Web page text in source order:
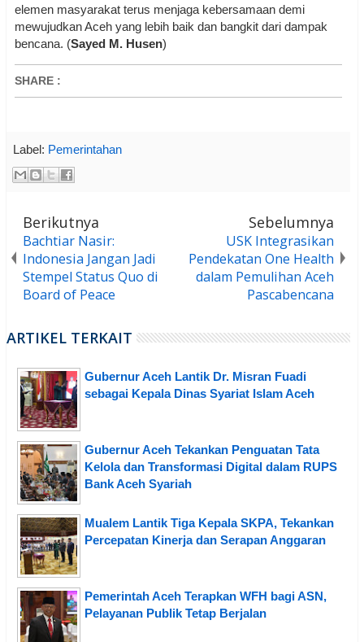
elemen masyarakat terus menjaga kebersamaan demi
mewujudkan Aceh yang lebih baik dan bangkit dari dampak
bencana. (Sayed M. Husen)
SHARE :
Label: Pemerintahan
Berikutnya
Bachtiar Nasir:
Indonesia Jangan Jadi
Stempel Status Quo di
Board of Peace
Sebelumnya
USK Integrasikan
Pendekatan One Health
dalam Pemulihan Aceh
Pascabencana
ARTIKEL TERKAIT
Gubernur Aceh Lantik Dr. Misran Fuadi
sebagai Kepala Dinas Syariat Islam Aceh
Gubernur Aceh Tekankan Penguatan Tata
Kelola dan Transformasi Digital dalam RUPS
Bank Aceh Syariah
Mualem Lantik Tiga Kepala SKPA, Tekankan
Percepatan Kinerja dan Serapan Anggaran
Pemerintah Aceh Terapkan WFH bagi ASN,
Pelayanan Publik Tetap Berjalan